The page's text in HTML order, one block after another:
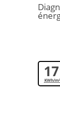
KWh/